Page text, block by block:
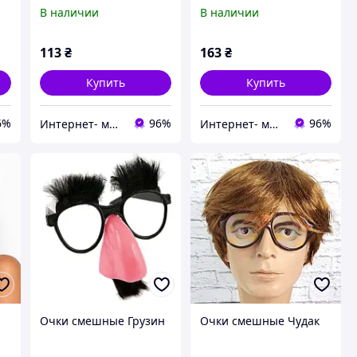
В наличии
113 ₴
Купить
Интернет- магазин "Праздник-shop" 96%
В наличии
163₴
Купить
Интернет- магазин "Праздник-shop" 96%
Очки смешные Грузин Очки смешные Чудак